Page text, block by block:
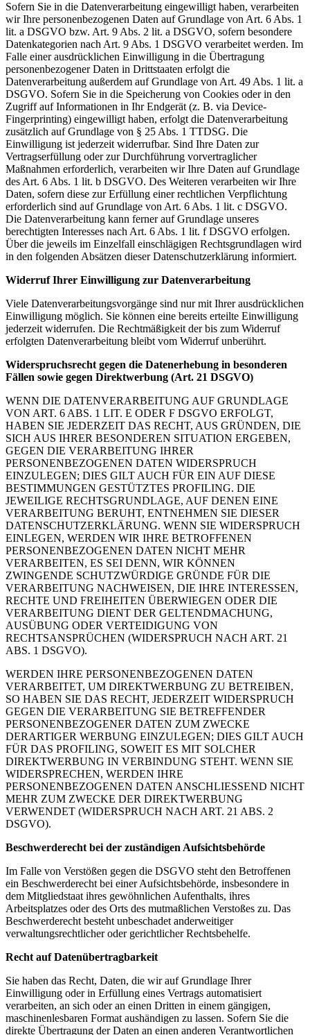
Sofern Sie in die Datenverarbeitung eingewilligt haben, verarbeiten
wir Ihre personenbezogenen Daten auf Grundlage von Art. 6 Abs. 1
lit. a DSGVO bzw. Art. 9 Abs. 2 lit. a DSGVO, sofern besondere
Datenkategorien nach Art. 9 Abs. 1 DSGVO verarbeitet werden. Im
Falle einer ausdrücklichen Einwilligung in die Übertragung
personenbezogener Daten in Drittstaaten erfolgt die
Datenverarbeitung außerdem auf Grundlage von Art. 49 Abs. 1 lit. a
DSGVO. Sofern Sie in die Speicherung von Cookies oder in den
Zugriff auf Informationen in Ihr Endgerät (z. B. via Device-
Fingerprinting) eingewilligt haben, erfolgt die Datenverarbeitung
zusätzlich auf Grundlage von § 25 Abs. 1 TTDSG. Die
Einwilligung ist jederzeit widerrufbar. Sind Ihre Daten zur
Vertragserfüllung oder zur Durchführung vorvertraglicher
Maßnahmen erforderlich, verarbeiten wir Ihre Daten auf Grundlage
des Art. 6 Abs. 1 lit. b DSGVO. Des Weiteren verarbeiten wir Ihre
Daten, sofern diese zur Erfüllung einer rechtlichen Verpflichtung
erforderlich sind auf Grundlage von Art. 6 Abs. 1 lit. c DSGVO.
Die Datenverarbeitung kann ferner auf Grundlage unseres
berechtigten Interesses nach Art. 6 Abs. 1 lit. f DSGVO erfolgen.
Über die jeweils im Einzelfall einschlägigen Rechtsgrundlagen wird
in den folgenden Absätzen dieser Datenschutzerklärung informiert.
Widerruf Ihrer Einwilligung zur Datenverarbeitung
Viele Datenverarbeitungsvorgänge sind nur mit Ihrer ausdrücklichen
Einwilligung möglich. Sie können eine bereits erteilte Einwilligung
jederzeit widerrufen. Die Rechtmäßigkeit der bis zum Widerruf
erfolgten Datenverarbeitung bleibt vom Widerruf unberührt.
Widerspruchsrecht gegen die Datenerhebung in besonderen
Fällen sowie gegen Direktwerbung (Art. 21 DSGVO)
WENN DIE DATENVERARBEITUNG AUF GRUNDLAGE
VON ART. 6 ABS. 1 LIT. E ODER F DSGVO ERFOLGT,
HABEN SIE JEDERZEIT DAS RECHT, AUS GRÜNDEN, DIE
SICH AUS IHRER BESONDEREN SITUATION ERGEBEN,
GEGEN DIE VERARBEITUNG IHRER
PERSONENBEZOGENEN DATEN WIDERSPRUCH
EINZULEGEN; DIES GILT AUCH FÜR EIN AUF DIESE
BESTIMMUNGEN GESTÜTZTES PROFILING. DIE
JEWEILIGE RECHTSGRUNDLAGE, AUF DENEN EINE
VERARBEITUNG BERUHT, ENTNEHMEN SIE DIESER
DATENSCHUTZERKLÄRUNG. WENN SIE WIDERSPRUCH
EINLEGEN, WERDEN WIR IHRE BETROFFENEN
PERSONENBEZOGENEN DATEN NICHT MEHR
VERARBEITEN, ES SEI DENN, WIR KÖNNEN
ZWINGENDE SCHUTZWÜRDIGE GRÜNDE FÜR DIE
VERARBEITUNG NACHWEISEN, DIE IHRE INTERESSEN,
RECHTE UND FREIHEITEN ÜBERWIEGEN ODER DIE
VERARBEITUNG DIENT DER GELTENDMACHUNG,
AUSÜBUNG ODER VERTEIDIGUNG VON
RECHTSANSPRÜCHEN (WIDERSPRUCH NACH ART. 21
ABS. 1 DSGVO).
WERDEN IHRE PERSONENBEZOGENEN DATEN
VERARBEITET, UM DIREKTWERBUNG ZU BETREIBEN,
SO HABEN SIE DAS RECHT, JEDERZEIT WIDERSPRUCH
GEGEN DIE VERARBEITUNG SIE BETREFFENDER
PERSONENBEZOGENER DATEN ZUM ZWECKE
DERARTIGER WERBUNG EINZULEGEN; DIES GILT AUCH
FÜR DAS PROFILING, SOWEIT ES MIT SOLCHER
DIREKTWERBUNG IN VERBINDUNG STEHT. WENN SIE
WIDERSPRECHEN, WERDEN IHRE
PERSONENBEZOGENEN DATEN ANSCHLIESSEND NICHT
MEHR ZUM ZWECKE DER DIREKTWERBUNG
VERWENDET (WIDERSPRUCH NACH ART. 21 ABS. 2
DSGVO).
Beschwerde­recht bei der zuständigen Aufsichts­behörde
Im Falle von Verstößen gegen die DSGVO steht den Betroffenen
ein Beschwerderecht bei einer Aufsichtsbehörde, insbesondere in
dem Mitgliedstaat ihres gewöhnlichen Aufenthalts, ihres
Arbeitsplatzes oder des Orts des mutmaßlichen Verstoßes zu. Das
Beschwerderecht besteht unbeschadet anderweitiger
verwaltungsrechtlicher oder gerichtlicher Rechtsbehelfe.
Recht auf Daten­übertrag­barkeit
Sie haben das Recht, Daten, die wir auf Grundlage Ihrer
Einwilligung oder in Erfüllung eines Vertrags automatisiert
verarbeiten, an sich oder an einen Dritten in einem gängigen,
maschinenlesbaren Format aushändigen zu lassen. Sofern Sie die
direkte Übertragung der Daten an einen anderen Verantwortlichen